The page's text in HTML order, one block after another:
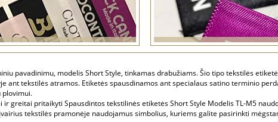
pavadinimu, modelis Short Style, tinkamas drabužiams. Šio tipo tekstilės
ant tekstilės atramos. Etiketės spausdinamos ant specialaus satino terminio
plovimui.
greitai pritaikyti Spausdintos tekstilinės etiketės Short Style Modelis TL-M5
tekstilės pramonėje naudojamus simbolius, kuriems galite pasirinkti